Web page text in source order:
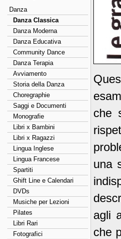
che
una
agli
che
Danza
Danza Classica
Danza Moderna
Danza Educativa
Community Dance
Danza Terapia
Avviamento
Storia della Danza
Choregraphie
Saggi e Documenti
Monografie
Libri x Bambini
Libri x Ragazzi
Lingua Inglese
Lingua Francese
Spartiti
Ghift Line e Calendari
DVDs
Musiche per Lezioni
Pilates
Libri Rari
Fotografici